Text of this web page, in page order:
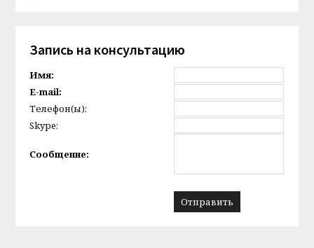
Запись на консультацию
Имя:
E-mail:
Телефон(ы):
Skype:
Сообщение: